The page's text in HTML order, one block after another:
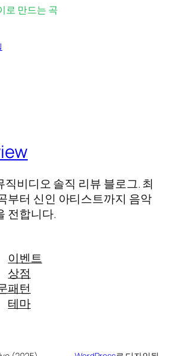
로 만드는 곡
직비디오 솔직 리뷰 블로그. 최
부터 신인 아티스트까지 음악
전합니다.
이벤트
상점
패턴
테마